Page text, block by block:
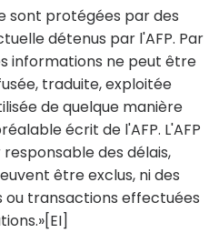
sont protégées par des
détenus par l'AFP. Par
informations ne peut être
traduite, exploitée
de quelque manière
écrit de l'AFP. L'AFP
des délais,
être exclus, ni des
ou transactions effectuées